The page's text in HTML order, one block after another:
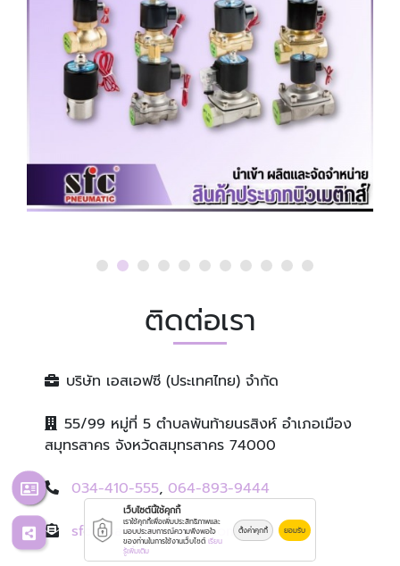
ติดต่อเรา
บริษัท เอสเอฟซี (ประเทศไทย) จำกัด
55/99 หมู่ที่ 5 ตำบลพันท้ายนรสิงห์ อำเภอเมือง
สมุทรสาคร จังหวัดสมุทรสาคร 74000
034-410-555, 064-893-9444
sfcg-sales@hotmail.com
เว็บไซต์นี้ใช้คุกกี้
เราใช้คุกกี้เพื่อเพิ่มประสิทธิภาพและ
มอบประสบการณ์ความพึงพอใจ
ของท่านในการใช้งานเว็บไซต์ เรียน
รู้เพิ่มเติม
ตั้งค่าคุกกี้ ยอมรับ